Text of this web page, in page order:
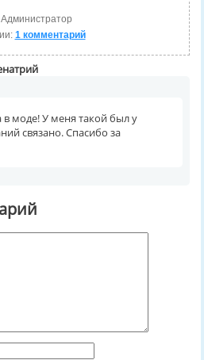
1 комментарий
в моде! У меня такой был у
связано. Спасибо за